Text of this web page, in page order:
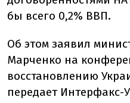
бы всего 0,2% ВВП.
Об этом заявил
Марченко на
восстановлению
передает Интерфакс-